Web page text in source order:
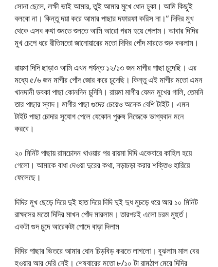
সোনা ছেলে, লক্ষী ভাই আমার, তুই আমার মুখে ধোন ঢুকা। আমি কিছুই
বলবো না। কিন্তু দয়া করে আমার পাছার দফারফা করিস না।” দিদির মুখ
থেকে এসব কথা শুনতে শুনতে আমি আরো গরম হয়ে গেলাম। আবার দিদির
মুখ চেপে ধরে রীতিমতো জানোয়ারের মতো দিদির পোঁদ মারতে শুরু করলাম।
রায়মা দিদি ছাড়াও আমি এখন পর্যন্ত ১২/১৩ জন মাগীর পাছা চুদেছি। এর
মধ্যে ৫/৬ জন মাগীর পোঁদ জোর করে চুদেছি। কিন্তু এই মাগীর মতো এমন
খানদানী ডবকা পাছা কোনদিন চুদিনি। রায়মা মাগীর যেমন মুখের গালি, তেমনি
তার পাছার স্বাদ। মাগীর পাছা গুদের চেয়েও অনেক বেশি টাইট। এমন
টাইট পাছা চোদার সুযোগ পেলে যেকোন পুরুষ নিজেকে ভাগ্যবান মনে
করবে।
২০ মিনিট পাছায় রামচোদন খাওয়ার পর রায়মা দিদি একেবারে কাহিল হয়ে
গেলো। আমাকে বাধা দেওয়া দুরের কথা, নড়াচড়া করার শক্তিও হারিয়ে
ফেলেছে।
দিদির মুখ ছেড়ে দিয়ে দুই হাত দিয়ে দিদি দুই দুধ মুচড়ে ধরে আর ১০ মিনিট
রাক্ষসের মতো দিদির মাখন পোঁদ মারলাম। তারপরই এলো চরম মুহুর্ত।
একটা গুদ চুদে আরেকটা পোদে বাড়া দিলাম
দিদির পাছার ভিতরে আমার ধোন চিড়বিড় করতে লাগলো। বুঝলাম মাল বের
হওয়ার আর দেরি নেই। শেষবারের মতো ৮/১০ টা রামঠাপ মেরে দিদির